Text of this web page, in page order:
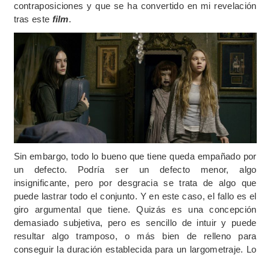
contraposiciones y que se ha convertido en mi revelación
tras este film.
Sin embargo, todo lo bueno que tiene queda empañado por
un defecto. Podría ser un defecto menor, algo
insignificante, pero por desgracia se trata de algo que
puede lastrar todo el conjunto. Y en este caso, el fallo es el
giro argumental que tiene. Quizás es una concepción
demasiado subjetiva, pero es sencillo de intuir y puede
resultar algo tramposo, o más bien de relleno para
conseguir la duración establecida para un largometraje. Lo